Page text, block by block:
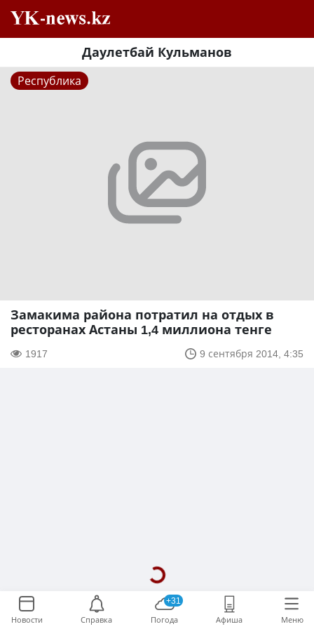
Даулетбай Кульманов
Республика
Замакима района потратил на отдых в
ресторанах Астаны 1,4 миллиона тенге
1917 9 сентября 2014, 4:35
Новости Справка
+31
Погода Афиша Меню